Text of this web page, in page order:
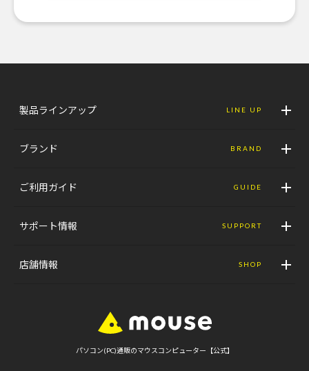
製品ラインアップ LINE UP
ブランド BRAND
ご利用ガイド GUIDE
サポート情報 SUPPORT
店舗情報 SHOP
パソコン(PC)通販のマウスコンピューター【公式】